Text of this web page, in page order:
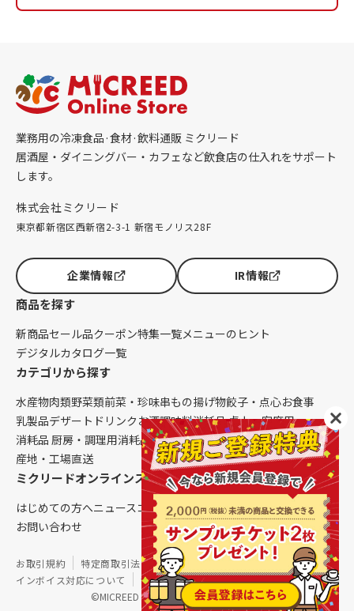
業務用の冷凍食品·食材·飲料通販 ミクリード
居酒屋・ダイニングバー・カフェなど飲食店の仕入れをサポート
します。
株式会社ミクリード
東京都新宿区西新宿2-3-1 新宿モノリス28F
企業情報 IR情報
商品を探す
新商品セール品クーポン特集一覧メニューのヒント
デジタルカタログ一覧
カテゴリから探す
水産物肉類野菜類前菜・珍味串もの揚げ物餃子・点心お食事
乳製品デザート ドリンク お酒調味料消耗品 卓上・客席用
消耗品 厨房・調理用消耗品 クレンリネス生鮮品（配送便限定）
産地・工場直送
ミクリードオンラインストアについて
はじめての方へニュースコラムご利用ガイド会社概要
お問い合わせ
©MICREED CO.,LTD. All Rights Reserved.
お取引規約 特定商取引法に基づく表記
個人情報保護方針
インボイス対応について
サイトマップ